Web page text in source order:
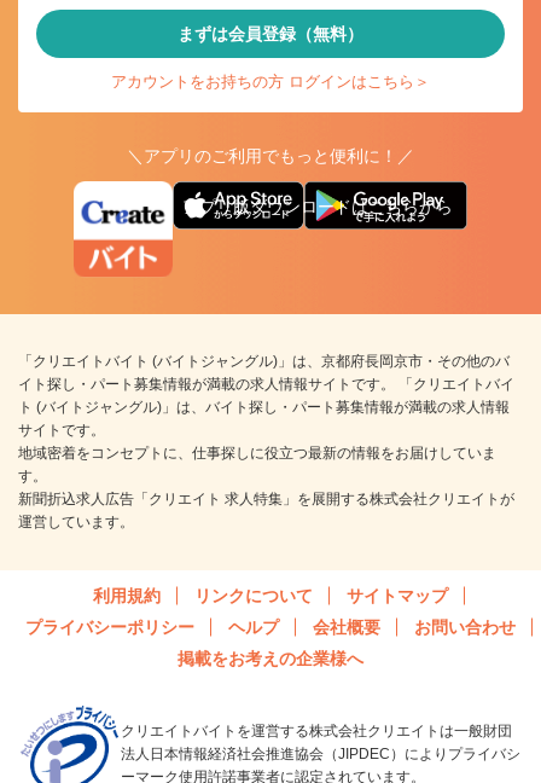
まずは会員登録（無料）
アカウントをお持ちの方 ログインはこちら＞
＼アプリのご利用でもっと便利に！／
アプリ版ダウンロードはこちらから
「クリエイトバイト (バイトジャングル)」は、京都府長岡京市・その他のバ
イト探し・パート募集情報が満載の求人情報サイトです。 「クリエイトバイ
ト (バイトジャングル)」は、バイト探し・パート募集情報が満載の求人情報
サイトです。
地域密着をコンセプトに、仕事探しに役立つ最新の情報をお届けしていま
す。
新聞折込求人広告「クリエイト 求人特集」を展開する株式会社クリエイトが
運営しています。
利用規約 リンクについて
サイトマップ
プライバシーポリシー
ヘルプ 会社概要
お問い合わせ
掲載をお考えの企業様へ
クリエイトバイトを運営する株式会社クリエイトは一般財団
法人日本情報経済社会推進協会（JIPDEC）によりプライバシ
ーマーク使用許諾事業者に認定されています。